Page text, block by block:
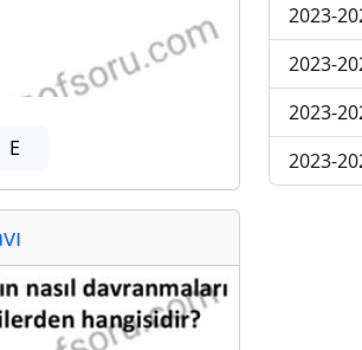
E
2023-
2023-
2023-
2023-